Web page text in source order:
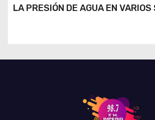
LA PRESIÓN DE AGUA EN VARIOS